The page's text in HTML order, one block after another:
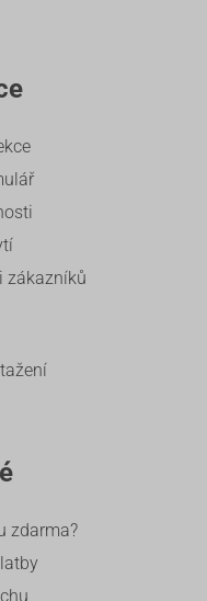
zákazníků
zdarma?